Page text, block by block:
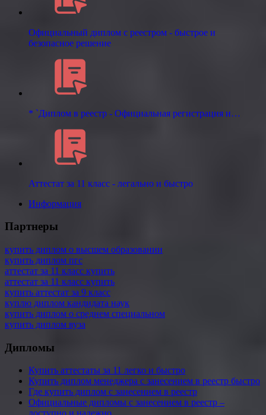
Официальный диплом с реестром - быстрое и
безопасное решение
* `Диплом в реестр - Официальная регистрация и…
Аттестат за 11 класс - легально и быстро
Информация
Партнеры
купить диплом о высшем образовании
купить диплом пгс
аттестат за 11 класс купить
аттестат за 11 класс купить
купить аттестат за 9 класс
куплю диплом кандидата наук
купить диплом о среднем специальном
купить диплом вуза
Дипломы
Купить аттестаты за 11 легко и быстро
Купить диплом менеджера с занесением в реестр быстро
Где купить диплом с занесением в реестр
Официальные дипломы с занесением в реестр –